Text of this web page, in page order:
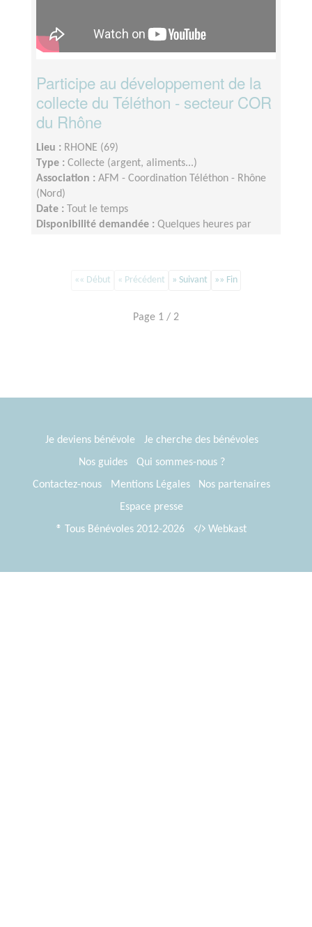
Participe au développement de la
collecte du Téléthon - secteur COR
du Rhône
Lieu : RHONE (69)
Type : Collecte (argent, aliments...)
Association : AFM - Coordination Téléthon - Rhône
(Nord)
Date :
Tout le temps
Disponibilité demandée : Quelques heures par
«« Début « Précédent » Suivant »» Fin
Page 1 / 2
Je deviens bénévole
Je cherche des bénévoles
Nos guides
Qui sommes-nous ?
Contactez-nous
Mentions Légales
Nos partenaires
Espace presse
® Tous Bénévoles 2012-2026
Webkast